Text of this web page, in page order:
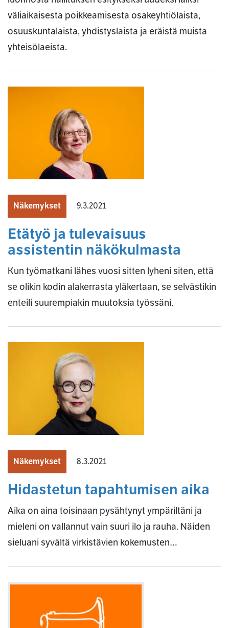
väliaikaisesta poikkeamisesta osakeyhtiölaista,
osuuskuntalaista, yhdistyslaista ja eräistä muista
yhteisölaeista.
Näkemykset 9.3.2021
Etätyö ja tulevaisuus
assistentin näkökulmasta
Kun työmatkani lähes vuosi sitten lyheni siten, että
se olikin kodin alakerrasta yläkertaan, se selvästikin
enteili suurempiakin muutoksia työssäni.
Näkemykset 8.3.2021
Hidastetun tapahtumisen aika
Aika on aina toisinaan pysähtynyt ympäriltäni ja
mieleni on vallannut vain suuri ilo ja rauha. Näiden
sieluani syvältä virkistävien kokemusten…